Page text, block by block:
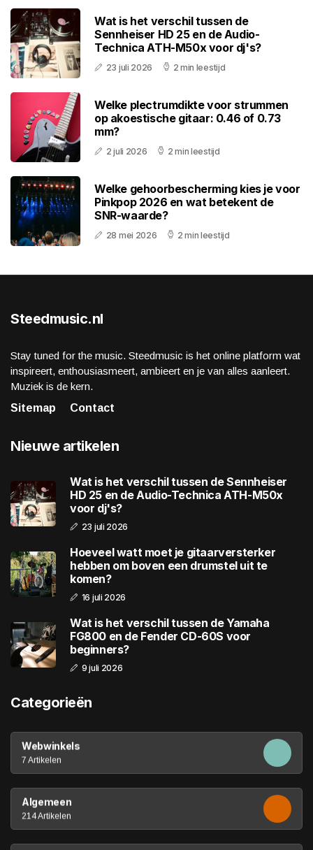
Wat is het verschil tussen de
Sennheiser HD 25 en de Audio-
Technica ATH-M50x voor dj's?
23 juli 2026 2 min leestijd
Welke plectrumdikte voor strummen
op akoestische gitaar: 0.46 of 0.73
mm?
2 juli 2026 2 min leestijd
Welke gehoorbescherming kies je voor
Pinkpop 2026 en wat betekent de
SNR-waarde?
28 mei 2026 2 min leestijd
Steedmusic.nl
Stay tuned for the music. Steedmusic is het online platform wat
inspireert, enthousiasmeert, ambieert en je van alles aanleert.
Muziek is de kern.
Sitemap
Contact
Nieuwe artikelen
Wat is het verschil tussen de Sennheiser
HD 25 en de Audio-Technica ATH-M50x
voor dj's?
23 juli 2026
Hoeveel watt moet je gitaarversterker
hebben om boven een drumstel uit te
komen?
16 juli 2026
Wat is het verschil tussen de Yamaha
FG800 en de Fender CD-60S voor
beginners?
9 juli 2026
Categorieën
Webwinkels
7 Artikelen
Algemeen
214 Artikelen